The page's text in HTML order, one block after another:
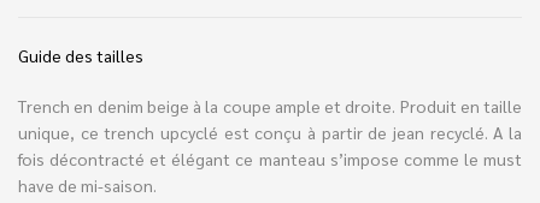
Guide des tailles
Trench en denim beige à la coupe ample et droite. Produit en taille
unique, ce trench upcyclé est conçu à partir de jean recyclé. A la
fois décontracté et élégant ce manteau s’impose comme le must
have de mi-saison.